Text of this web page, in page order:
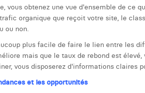
vous obtenez une vue d'ensemble de ce
organique que reçoit votre site, le
ou non.
plus facile de faire le lien entre les
mais que le taux de rebond est
vous disposerez d'informations claires
et les opportunités